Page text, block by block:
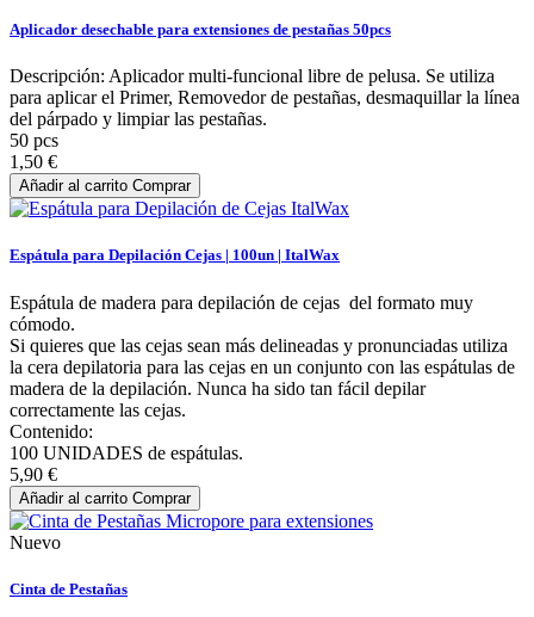
Aplicador desechable para extensiones de pestañas 50pcs
Descripción: Aplicador multi-funcional libre de pelusa. Se utiliza
para aplicar el Primer, Removedor de pestañas, desmaquillar la línea
del párpado y limpiar las pestañas.
50 pcs
1,50 €
Añadir al carrito Comprar
Espátula para Depilación Cejas | 100un | ItalWax
Espátula de madera para depilación de cejas del formato muy
cómodo.
Si quieres que las cejas sean más delineadas y pronunciadas utiliza
la cera depilatoria para las cejas en un conjunto con las espátulas de
madera de la depilación. Nunca ha sido tan fácil depilar
correctamente las cejas.
Contenido:
100 UNIDADES de espátulas.
5,90 €
Añadir al carrito Comprar
Nuevo
Cinta de Pestañas